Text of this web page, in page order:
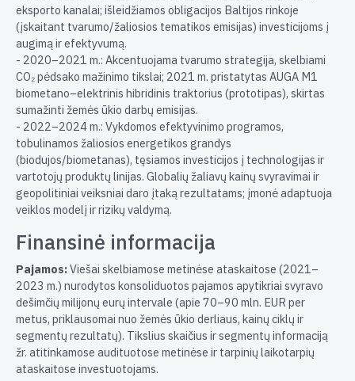
eksporto kanalai; išleidžiamos obligacijos Baltijos rinkoje
(įskaitant tvarumo/žaliosios tematikos emisijas) investicijoms į
augimą ir efektyvumą.
- 2020–2021 m.: Akcentuojama tvarumo strategija, skelbiami
CO₂ pėdsako mažinimo tikslai; 2021 m. pristatytas AUGA M1
biometano–elektrinis hibridinis traktorius (prototipas), skirtas
sumažinti žemės ūkio darbų emisijas.
- 2022–2024 m.: Vykdomos efektyvinimo programos,
tobulinamos žaliosios energetikos grandys
(biodujos/biometanas), tęsiamos investicijos į technologijas ir
vartotojų produktų linijas. Globalių žaliavų kainų svyravimai ir
geopolitiniai veiksniai daro įtaką rezultatams; įmonė adaptuoja
veiklos modelį ir rizikų valdymą.
Finansinė informacija
Pajamos:Viešai skelbiamose metinėse ataskaitose (2021–
2023 m.) nurodytos konsoliduotos pajamos apytikriai svyravo
dešimčių milijonų eurų intervale (apie 70–90 mln. EUR per
metus, priklausomai nuo žemės ūkio derliaus, kainų ciklų ir
segmentų rezultatų). Tikslius skaičius ir segmentų informaciją
žr. atitinkamose audituotose metinėse ir tarpinių laikotarpių
ataskaitose investuotojams.